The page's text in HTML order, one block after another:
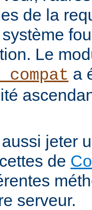
de la
Le
a
jeter
de
serveur.